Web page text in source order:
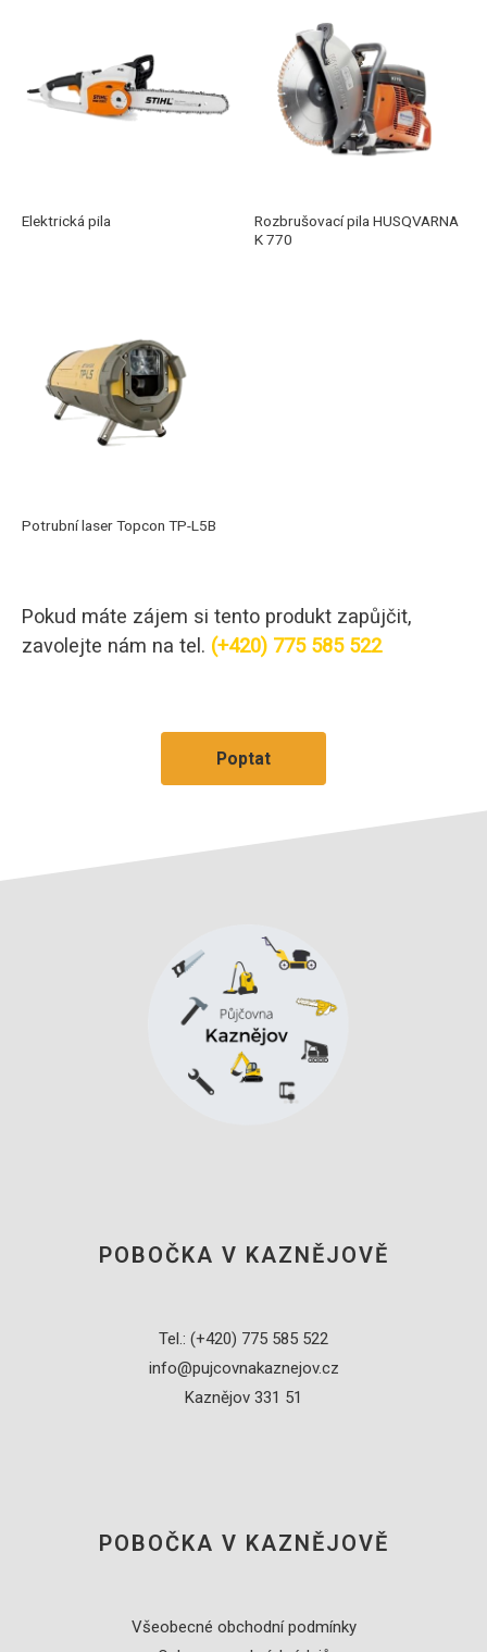
Elektrická pila
Rozbrušovací pila HUSQVARNA
K 770
Potrubní laser Topcon TP-L5B
Pokud máte zájem si tento produkt zapůjčit,
zavolejte nám na tel. (+420) 775 585 522
Poptat
POBOČKA V KAZNĚJOVĚ
Tel.: (+420) 775 585 522
info@pujcovnakaznejov.cz
Kaznějov 331 51
POBOČKA V KAZNĚJOVĚ
Všeobecné obchodní podmínky